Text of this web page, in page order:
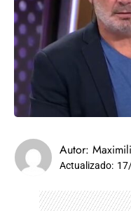
Autor:
Actualizado: